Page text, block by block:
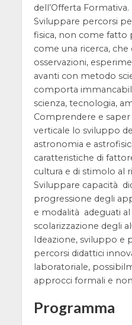
dell’Offerta Formativa.
Sviluppare percorsi
fisica, non come fatto
come una ricerca,
osservazioni,
avanti con metodo
comporta
scienza, tecnologia,
Comprendere e
verticale lo sviluppo
astronomia e
caratteristiche di
cultura e di stimolo al
Sviluppare capacità
progressione degli
e modalità adeguati al
scolarizzazione degli
Ideazione, sviluppo e
percorsi didattici
laboratoriale,
approcci formali e
Programma